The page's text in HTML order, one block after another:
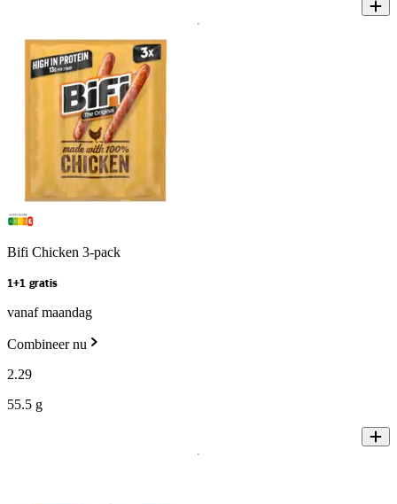
Bifi Chicken 3-pack
1+1 gratis
vanaf maandag
Combineer nu
2.29
55.5 g